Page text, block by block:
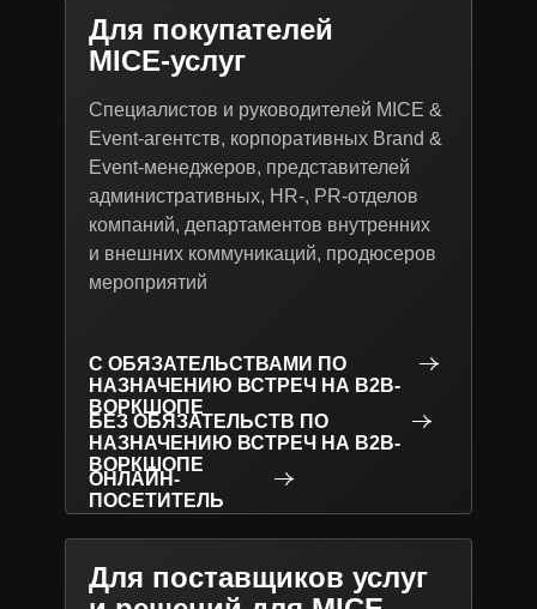
Специалистов и руководителей MICE &
Event-агентств, корпоративных Brand &
Event-менеджеров, представителей
административных, HR-, PR-отделов
компаний, департаментов внутренних
и внешних коммуникаций, продюсеров
мероприятий
Для покупателей
MICE-услуг
Для поставщиков услуг
С ОБЯЗАТЕЛЬСТВАМИ ПО
НАЗНАЧЕНИЮ ВСТРЕЧ НА B2B-
ВОРКШОПЕ
ОНЛАЙН-
ПОСЕТИТЕЛЬ
БЕЗ ОБЯЗАТЕЛЬСТВ ПО
НАЗНАЧЕНИЮ ВСТРЕЧ НА B2B-
ВОРКШОПЕ